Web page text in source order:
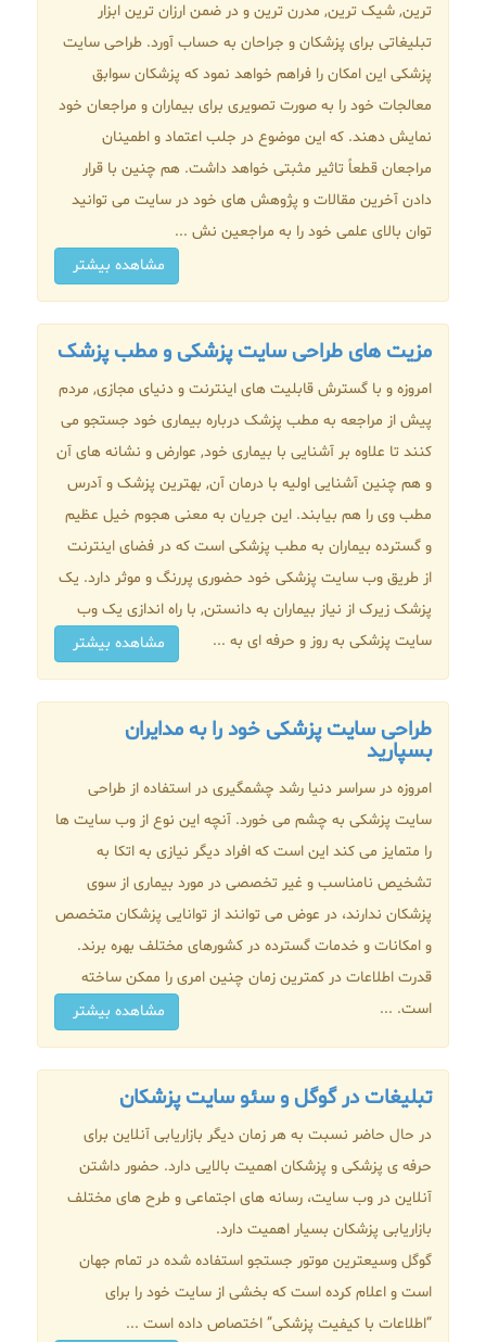
ترین, شیک ترین, مدرن ترین و در ضمن ارزان ترین ابزار
تبلیغاتی برای پزشکان و جراحان به حساب آورد. طراحی سایت
پزشکی این امکان را فراهم خواهد نمود که پزشکان سوابق
معالجات خود را به صورت تصویری برای بیماران و مراجعان خود
نمایش دهند. که این موضوع در جلب اعتماد و اطمینان
مراجعان قطعاً تاثیر مثبتی خواهد داشت. هم چنین با قرار
دادن آخرین مقالات و پژوهش های خود در سایت می توانید
توان بالای علمی خود را به مراجعین نش ...
مشاهده بیشتر
مزیت های طراحی سایت پزشکی و مطب پزشک
امروزه و با گسترش قابلیت های اینترنت و دنیای مجازی, مردم
پیش از مراجعه به مطب پزشک درباره بیماری خود جستجو می
کنند تا علاوه بر آشنایی با بیماری خود, عوارض و نشانه های آن
و هم چنین آشنایی اولیه با درمان آن, بهترین پزشک و آدرس
مطب وی را هم بیابند. این جریان به معنی هجوم خیل عظیم
و گسترده بیماران به مطب پزشکی است که در فضای اینترنت
از طریق وب سایت پزشکی خود حضوری پررنگ و موثر دارد. یک
پزشک زیرک از نیاز بیماران به دانستن, با راه اندازی یک وب
سایت پزشکی به روز و حرفه ای به ...
مشاهده بیشتر
طراحی سایت پزشکی خود را به مدایران
بسپارید
امروزه در سراسر دنیا رشد چشمگیری در استفاده از طراحی
سایت پزشکی به چشم می خورد. آنچه این نوع از وب سایت ها
را متمایز می کند این است که افراد دیگر نیازی به اتکا به
تشخیص نامناسب و غیر تخصصی در مورد بیماری از سوی
پزشکان ندارند، در عوض می توانند از توانایی پزشکان متخصص
و امکانات و خدمات گسترده در کشورهای مختلف بهره برند.
قدرت اطلاعات در کمترین زمان چنین امری را ممکن ساخته
است. ...
مشاهده بیشتر
تبلیغات در گوگل و سئو سایت پزشکان
در حال حاضر نسبت به هر زمان دیگر بازاریابی آنلاین برای
حرفه ی پزشکی و پزشکان اهمیت بالایی دارد. حضور داشتن
آنلاین در وب سایت، رسانه های اجتماعی و طرح های مختلف
بازاریابی پزشکان بسیار اهمیت دارد.
گوگل وسیعترین موتور جستجو استفاده شده در تمام جهان
است و اعلام کرده است که بخشی از سایت خود را برای
“اطلاعات با کیفیت پزشکی” اختصاص داده است ...